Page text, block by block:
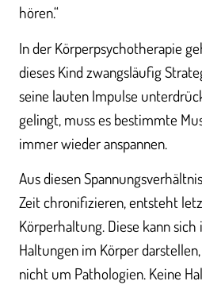
hören.“
In der Körperpsychotherapie
dieses Kind zwangsläufig
seine lauten Impulse
gelingt, muss es bestimmte
immer wieder anspannen.
Aus diesen
Zeit chronifizieren, entsteht
Körperhaltung. Diese kann
Haltungen im Körper
nicht um Pathologien. Keine